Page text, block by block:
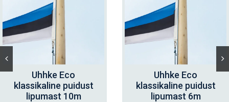
LISA KORVI
Uhhke Eco
klassikaline puidust
lipumast 10m
LISA KORVI
Uhhke Eco
klassikaline puidust
lipumast 6m